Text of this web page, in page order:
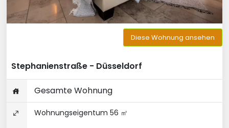
Diese Wohnung ansehen
Stephanienstraße - Düsseldorf
Gesamte Wohnung
Wohnungseigentum 56 ㎡